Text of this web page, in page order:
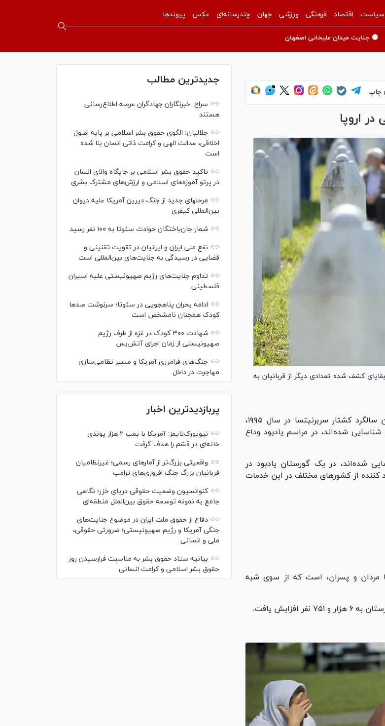
سیاست اقتصاد فرهنگی ورزشی جهان چندرسانه‌ای عکس پیوندها
🟡 جنایت میدان علیخانی اصفهان
چاپ
اروپا
کشف شده تعدادی دیگر از قربانیان به
خبرگزاری میزان - به مناسبت بیست و هشتمین سالگرد کشتار سربرنیتسا در سال ۱۹۹۵،
که به تازگی شناسایی شده‌اند، در مراسم یادبود وداع
شده‌اند، در یک گورستان یادبود در
کننده از کشور‌های مختلف در این خدمات
مردان و پسران، است که از سوی شبه
یافت.
جدیدترین مطالب
سراج: خبرنگاران جهادگران عرصه اطلاع‌رسانی
هستند
جلالیان: الگوی حقوق بشر اسلامی بر پایه اصول
اخلاقی، عدالت الهی و کرامت ذاتی انسان بنا شده
است
تاکید حقوق بشر اسلامی بر جایگاه والای انسان
در پرتو آموزه‌های اسلامی و ارزش‌های مشترک بشری
مرحله‎ای جدید از جنگ دیرین آمریکا علیه دیوان
بین‌المللی کیفری
شمار جان‌باختگان حوادث سئوتا به ۱۰۰ نفر رسید
نفع ملی ایران و ایرانیان در تقویت تقنینی و
قضایی در رسیدگی به جنایت‌های بین‌المللی است
تداوم جنایت‌های رژیم صهیونیستی علیه اسیران
فلسطینی
ادامه بحران پناهجویی در سئوتا؛ سرنوشت صدها
کودک همچنان نامشخص است
شهادت ۳۰۰ کودک در غزه از طرف رژیم
صهیونیستی از زمان اجرای آتش‌بس
جنگ‌های فرامرزی آمریکا و مسیر نظامی‌سازی
مهاجرت در داخل
پربازدیدترین اخبار
نیویورک‌تایمز: آمریکا با بمب ۲ هزار پوندی
خانه‌ای در قشم را هدف گرفت
واقعیتی بزرگ‌تر از آمار‌های رسمی؛ غیرنظامیان
قربانیان بزرگ جنگ افروزی‌های ترامپ
کنوانسیون وضعیت حقوقی دریای خزر؛ نگاهی
جامع به نمونه توسعه حقوق بین‌الملل منطقه‌ای
دفاع از حقوق ملت ایران در موضوع جنایت‌های
جنگی آمریکا و رژیم صهیونیستی؛ ضرورتی حقوقی،
ملی و انسانی
بیانیه ستاد حقوق بشر به مناسبت فرارسیدن روز
حقوق بشر اسلامی و کرامت انسانی